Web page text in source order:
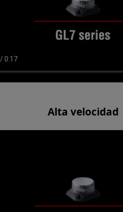
Alta velocidad